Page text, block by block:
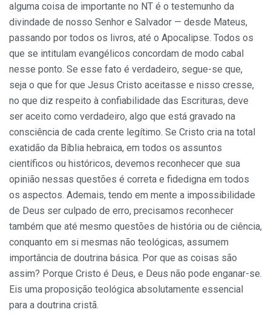
alguma coisa de importante no NT é o testemunho da
divindade de nosso Senhor e Salvador — desde Mateus,
passando por todos os livros, até o Apocalipse. Todos os
que se intitulam evangélicos concordam de modo cabal
nesse ponto. Se esse fato é verdadeiro, segue-se que,
seja o que for que Jesus Cristo aceitasse e nisso cresse,
no que diz respeito à confiabilidade das Escrituras, deve
ser aceito como verdadeiro, algo que está gravado na
consciência de cada crente legítimo. Se Cristo cria na total
exatidão da Bíblia hebraica, em todos os assuntos
científicos ou históricos, devemos reconhecer que sua
opinião nessas questões é correta e fidedigna em todos
os aspectos. Ademais, tendo em mente a impossibilidade
de Deus ser culpado de erro, precisamos reconhecer
também que até mesmo questões de história ou de ciência,
conquanto em si mesmas não teológicas, assumem
importância de doutrina básica. Por que as coisas são
assim? Porque Cristo é Deus, e Deus não pode enganar-se.
Eis uma proposição teológica absolutamente essencial
para a doutrina cristã.